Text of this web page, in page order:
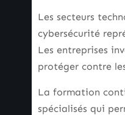
Les secteurs
cybersécurité
Les entreprises
protéger contre
La formation
spécialisés qui